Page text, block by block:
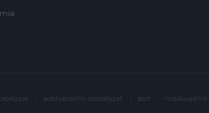
adatvédelmi szabályzat ászf médiaajánló